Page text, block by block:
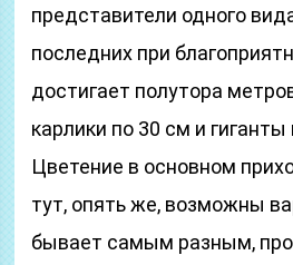
представители одного
последних при
достигает полутора
карлики по 30 см и
Цветение в основном
тут, опять же, возможны
бывает самым разным,